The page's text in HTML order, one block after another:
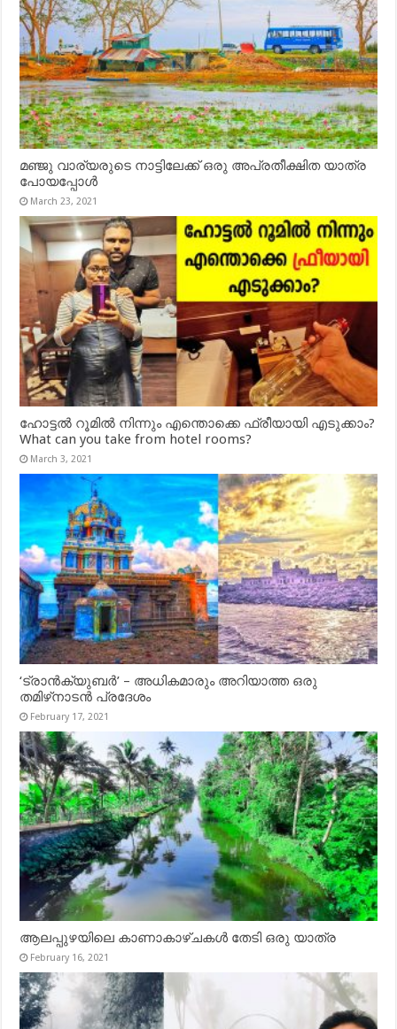
മഞ്ജു വാര്യരുടെ നാട്ടിലേക്ക് ഒരു അപ്രതീക്ഷിത യാത്ര
പോയപ്പോൾ
March 23, 2021
ഹോട്ടൽ റൂമിൽ നിന്നും എന്തൊക്കെ ഫ്രീയായി എടുക്കാം?
What can you take from hotel rooms?
March 3, 2021
‘ട്രാൻക്യുബർ’ – അധികമാരും അറിയാത്ത ഒരു
തമിഴ്‌നാടൻ പ്രദേശം
February 17, 2021
ആലപ്പുഴയിലെ കാണാകാഴ്ചകൾ തേടി ഒരു യാത്ര
February 16, 2021